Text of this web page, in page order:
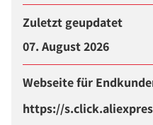
Zuletzt geupdatet
07. August 2026
Webseite für
https://